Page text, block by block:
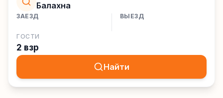
Балахна
ЗАЕЗД ВЫЕЗД
ГОСТИ
2 взр
Найти